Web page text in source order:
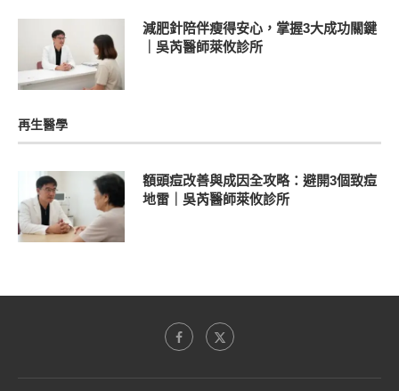
減肥針陪伴瘦得安心，掌握3大成功關鍵
｜吳芮醫師萊攸診所
再生醫學
額頭痘改善與成因全攻略：避開3個致痘
地雷｜吳芮醫師萊攸診所